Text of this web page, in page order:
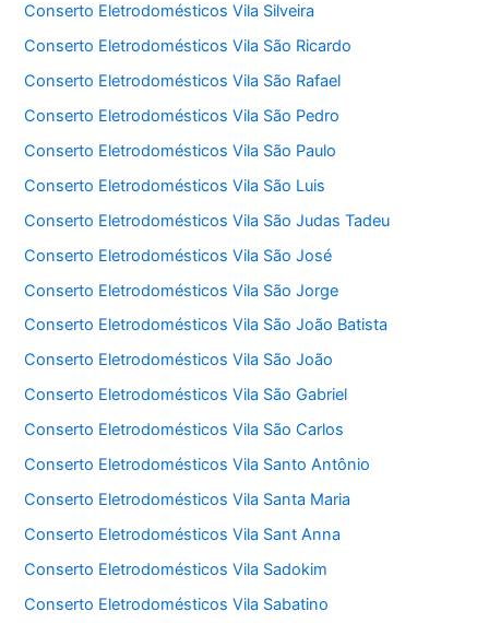
Conserto Eletrodomésticos Vila Silveira
Conserto Eletrodomésticos Vila São Ricardo
Conserto Eletrodomésticos Vila São Rafael
Conserto Eletrodomésticos Vila São Pedro
Conserto Eletrodomésticos Vila São Paulo
Conserto Eletrodomésticos Vila São Luis
Conserto Eletrodomésticos Vila São Judas Tadeu
Conserto Eletrodomésticos Vila São José
Conserto Eletrodomésticos Vila São Jorge
Conserto Eletrodomésticos Vila São João Batista
Conserto Eletrodomésticos Vila São João
Conserto Eletrodomésticos Vila São Gabriel
Conserto Eletrodomésticos Vila São Carlos
Conserto Eletrodomésticos Vila Santo Antônio
Conserto Eletrodomésticos Vila Santa Maria
Conserto Eletrodomésticos Vila Sant Anna
Conserto Eletrodomésticos Vila Sadokim
Conserto Eletrodomésticos Vila Sabatino